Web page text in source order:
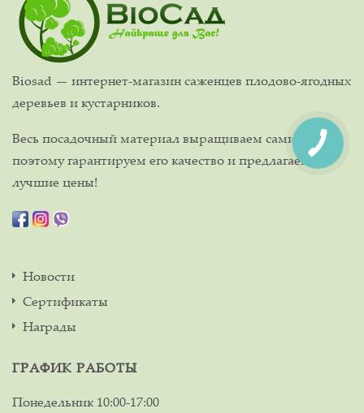
Biosad — интернет-магазин саженцев плодово-ягодных
деревьев и кустарников.
Весь посадочный материал выращиваем сами,
поэтому гарантируем его качество и предлагаем
лучшие цены!
Новости
Сертификаты
Награды
ГРАФИК РАБОТЫ
Понедельник 10:00-17:00